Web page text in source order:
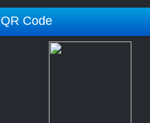
QR Code